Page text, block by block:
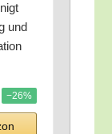
und
−26%